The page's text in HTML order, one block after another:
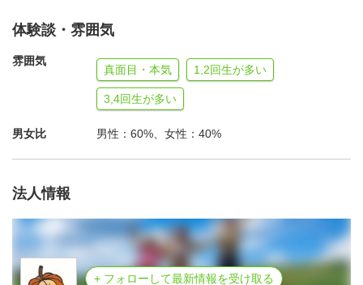
●宿泊（通所）活動 月～金曜 １６：００～翌日９：００
これらの活動には、ボランティアさんの協力を得ないとで
きないものばかりです。
よかったら、一緒に活動してみませんか？？時間は、都合
の良い時間だけで、構いません。
体験談・雰囲気
雰囲気
真面目・本気 1,2回生が多い
3,4回生が多い
男女比 男性：60%、女性：40%
法人情報
+ フォローして最新情報を受け取る